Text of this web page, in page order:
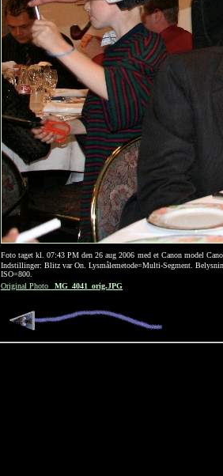
Foto taget kl. 07:43 PM den 26 aug 2006 med et Canon model
Indstillinger: Blitz var On. Lysmålemetode=Multi-Segment.
ISO=800.
Original Photo
_MG_4041_orig.JPG